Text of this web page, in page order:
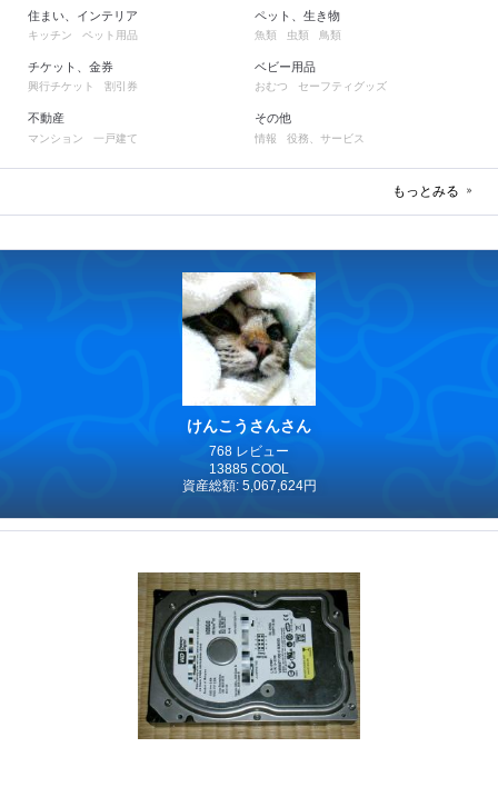
住まい、インテリア
キッチン ペット用品
チケット、金券
興行チケット 割引券
不動産
マンション 一戸建て
ペット、生き物
魚類 虫類 鳥類
ベビー用品
おむつ セーフティグッズ
その他
情報 役務、サービス
もっとみる
けんこうさんさん
768 レビュー
13885 COOL
資産総額: 5,067,624円